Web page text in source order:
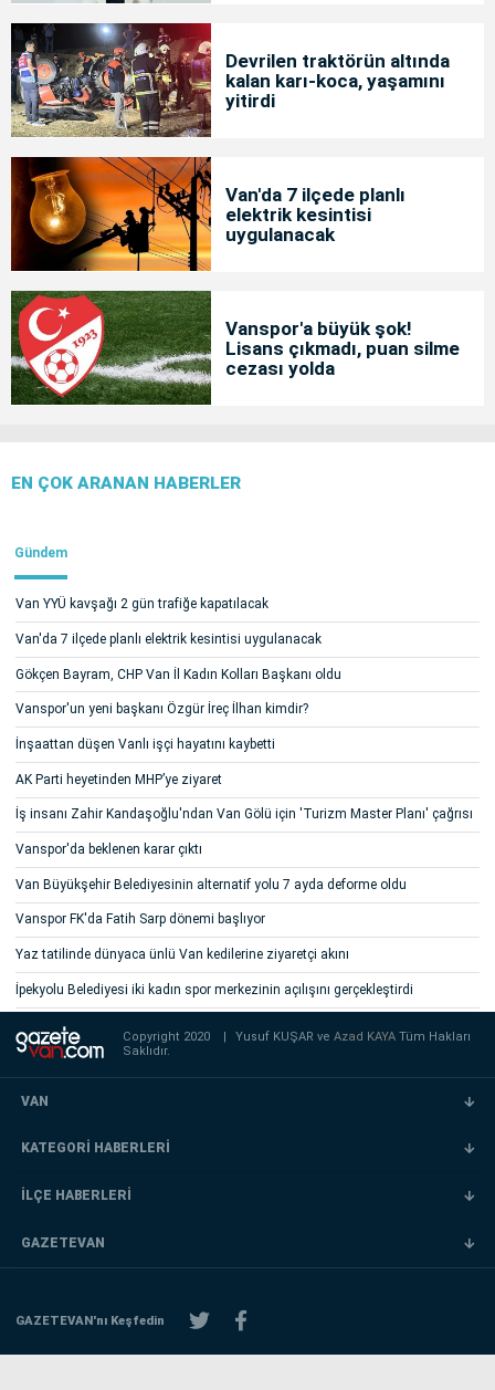
Devrilen traktörün altında
kalan karı-koca, yaşamını
yitirdi
Van'da 7 ilçede planlı
elektrik kesintisi
uygulanacak
Vanspor'a büyük şok!
Lisans çıkmadı, puan silme
cezası yolda
EN ÇOK ARANAN HABERLER
Gündem
Van YYÜ kavşağı 2 gün trafiğe kapatılacak
Van'da 7 ilçede planlı elektrik kesintisi uygulanacak
Gökçen Bayram, CHP Van İl Kadın Kolları Başkanı oldu
Vanspor'un yeni başkanı Özgür İreç İlhan kimdir?
İnşaattan düşen Vanlı işçi hayatını kaybetti
AK Parti heyetinden MHP’ye ziyaret
İş insanı Zahir Kandaşoğlu'ndan Van Gölü için 'Turizm Master Planı' çağrısı
Vanspor'da beklenen karar çıktı
Van Büyükşehir Belediyesinin alternatif yolu 7 ayda deforme oldu
Vanspor FK'da Fatih Sarp dönemi başlıyor
Yaz tatilinde dünyaca ünlü Van kedilerine ziyaretçi akını
İpekyolu Belediyesi iki kadın spor merkezinin açılışını gerçekleştirdi
Copyright 2020 Yusuf KUŞAR veAzad KAYATüm Hakları
Saklıdır.
VAN
KATEGORİ HABERLERİ
İLÇE HABERLERİ
GAZETEVAN
GAZETEVAN'nı Keşfedin